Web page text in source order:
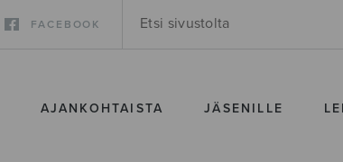
FACEBOOK
AJANKOHTAISTA JÄSENILLE